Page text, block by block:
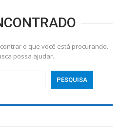
o que você está procurando.
possa ajudar.